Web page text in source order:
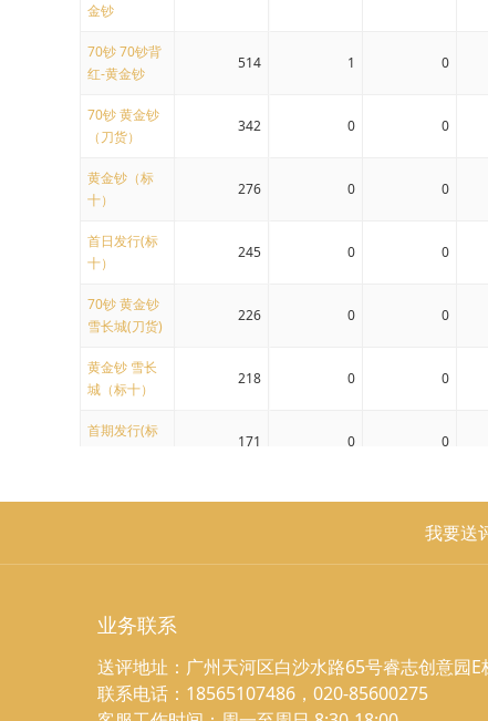
金钞
70钞 70钞背
红-黄金钞
514 1 0
70钞 黄金钞
（刀货）
342 0 0
黄金钞（标
十）
276 0 0
首日发行(标
十）
245 0 0
70钞 黄金钞
雪长城(刀货)
226 0 0
黄金钞 雪长
城（标十）
218 0 0
首期发行(标
171 0 0
0
70钞(十连)
雪长城-黄金
钞
雪长城 (标十) 38 0
我要送
业务联系
送评地址：广州天河区白沙水路65号睿志创意园E
联系电话：18565107486，020-85600275